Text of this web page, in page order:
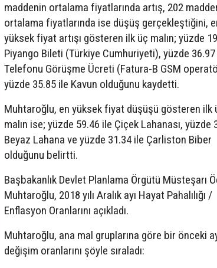
maddenin ortalama fiyatlarında artış, 202
ortalama fiyatlarında ise düşüş gerçekleştiğini,
yüksek fiyat artışı gösteren ilk üç malın; yüzde
Piyango Bileti (Türkiye Cumhuriyeti), yüzde
Telefonu Görüşme Ücreti (Fatura-B GSM
yüzde 35.85 ile Kavun olduğunu kaydetti.
Muhtaroğlu, en yüksek fiyat düşüşü gösteren ilk
malın ise; yüzde 59.46 ile Çiçek Lahanası, yüzde
Beyaz Lahana ve yüzde 31.34 ile Çarliston Biber
olduğunu belirtti.
Başbakanlık Devlet Planlama Örgütü Müsteşarı
Muhtaroğlu, 2018 yılı Aralık ayı Hayat Pahalılığı /
Enflasyon Oranlarını açıkladı.
Muhtaroğlu, ana mal gruplarına göre bir önceki
değişim oranlarını şöyle sıraladı: